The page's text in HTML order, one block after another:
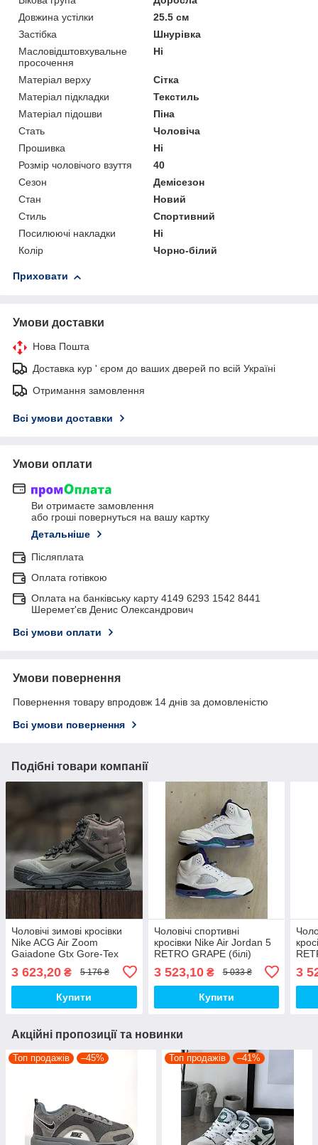
Довжина устілки
25.5 см
Застібка
Шнурівка
Масловідштовхувальне
просочення
Ні
Матеріал верху
Сітка
Матеріал підкладки
Текстиль
Матеріал підошви
Піна
Стать
Чоловіча
Прошивка
Ні
Розмір чоловічого взуття
40
Сезон
Демісезон
Стан
Новий
Стиль
Спортивний
Посилюючі накладки
Ні
Колір
Чорно-білий
Приховати
Умови доставки
Нова Пошта
Доставка кур ' єром до ваших дверей по всій Україні
Отримання замовлення
Всі умови доставки
Умови оплати
Ви отримаєте замовлення
або гроші повернуться на вашу картку
Детальніше
Післяплата
Оплата готівкою
Оплата на банківську карту 4149 6293 1542 8441
Шеремет'єв Денис Олександрович
Всі умови оплати
Умови повернення
Повернення товару впродовж 14 днів за домовленістю
Всі умови повернення
Подібні товари компанії
Чоловічі зимові кросівки
Nike ACG Air Zoom
Gaiadone Gtx Gore-Tex
Winter Fur (сірі) спортивні
повсякденні кроси 2465
Найк топ
3 623,20 ₴ 5 176 ₴
Купити
Чоловічі спортивні
кросівки Nike Air Jordan 5
RETRO GRAPE (білі)
стильні повсякденні кроси
jd39 Найк топ
3 523,10₴ 5 033 ₴
Купити
3
Акційні пропозиції та новинки
Топ продажів –45% Топ продажів –41%